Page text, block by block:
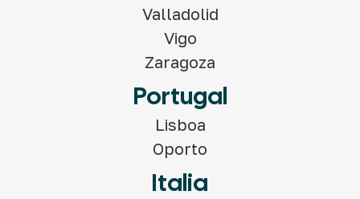
Valladolid
Vigo
Zaragoza
Portugal
Lisboa
Oporto
Italia